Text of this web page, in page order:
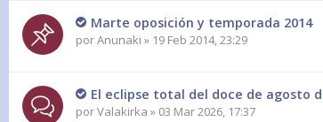
Marte oposición y temporada 2014
porAnunaki » 19 Feb 2014, 23:29
El eclipse total del doce de agosto
porValakirka » 03 Mar 2026, 17:37